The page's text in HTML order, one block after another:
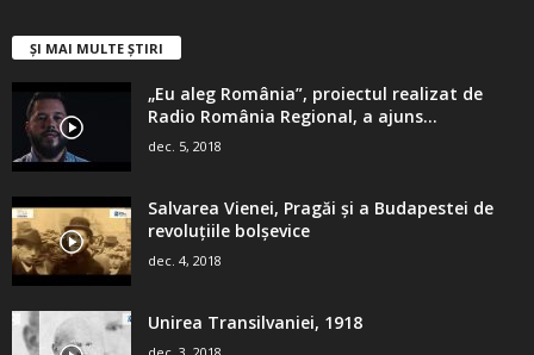
ȘI MAI MULTE ȘTIRI
„Eu aleg România”, proiectul realizat de
Radio România Regional, a ajuns...
dec. 5, 2018
Salvarea Vienei, Pragăi şi a Budapestei de
revoluţiile bolşevice
dec. 4, 2018
Unirea Transilvaniei, 1918